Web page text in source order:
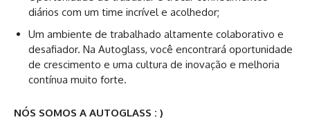
diários com um time incrível e acolhedor;
Um ambiente de trabalhado altamente colaborativo e
desafiador. Na Autoglass, você encontrará oportunidade
de crescimento e uma cultura de inovação e melhoria
contínua muito forte.
NÓS SOMOS A AUTOGLASS : )